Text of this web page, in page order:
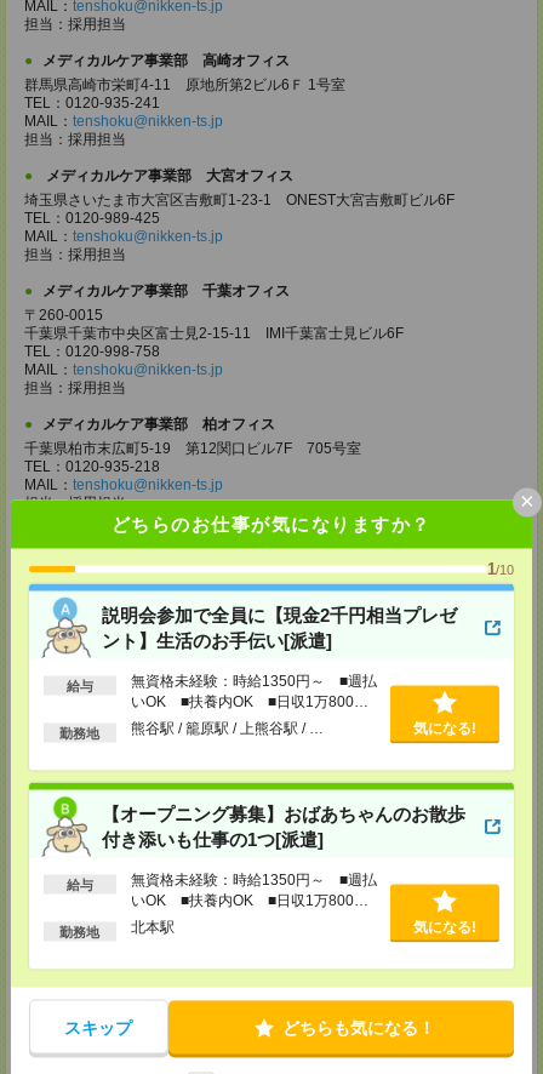
どちらのお仕事が気になりますか？
1/10
説明会参加で全員に【現金2千円相当プレゼ
ント】生活のお手伝い[派遣]
給与
無資格未経験：時給1350円～ ■週払
いOK ■扶養内OK ■日収1万800円
以上
勤務地 熊谷駅 / 籠原駅 / 上熊谷駅 / … 気になる!
【オープニング募集】おばあちゃんのお散歩
付き添いも仕事の1つ[派遣]
給与
無資格未経験：時給1350円～ ■週払
いOK ■扶養内OK ■日収1万800円
以上
勤務地 北本駅 気になる!
スキップ どちらも気になる！
×
MAIL： tenshoku@nikken-ts.jp
担当：採用担当
メディカルケア事業部 高崎オフィス
群馬県高崎市栄町4-11 原地所第2ビル6Ｆ 1号室
TEL：0120-935-241
MAIL： tenshoku@nikken-ts.jp
担当：採用担当
メディカルケア事業部 大宮オフィス
埼玉県さいたま市大宮区吉敷町1-23-1 ONEST大宮吉敷町ビル6F
TEL：0120-989-425
MAIL： tenshoku@nikken-ts.jp
担当：採用担当
メディカルケア事業部 千葉オフィス
〒260-0015
千葉県千葉市中央区富士見2-15-11 IMI千葉富士見ビル6F
TEL：0120-998-758
MAIL： tenshoku@nikken-ts.jp
担当：採用担当
メディカルケア事業部 柏オフィス
千葉県柏市末広町5-19 第12関口ビル7F 705号室
TEL：0120-935-218
MAIL： tenshoku@nikken-ts.jp
担当：採用担当
メディカルケア事業部 新宿オフィス
東京都新宿区新宿2-3-10 新宿御苑ビル6階
TEL：0120-457-235
MAIL：tenshoku@nikken-ts.jp
担当：採用担当
メディカルケア事業部 立川事業所
東京都立川市錦町1-12-14
TEL：0120-934-200
担当：採用担当
メディカルケア事業部 町田オフィス
東京都町田市森野1-7-23 大樹生命町田ビル6F
TEL：0120-453-285
MAIL：tenshoku@nikken-ts.jp
担当：採用担当
メディカルケア事業部 横浜オフィス
神奈川県横浜市保土ケ谷区神戸町134 横浜ビジネスパークサウスタワー
2F B区画
MAIL：
登録交通費
★今ならご来社登録でQUOカード2000円分をプレゼント中★